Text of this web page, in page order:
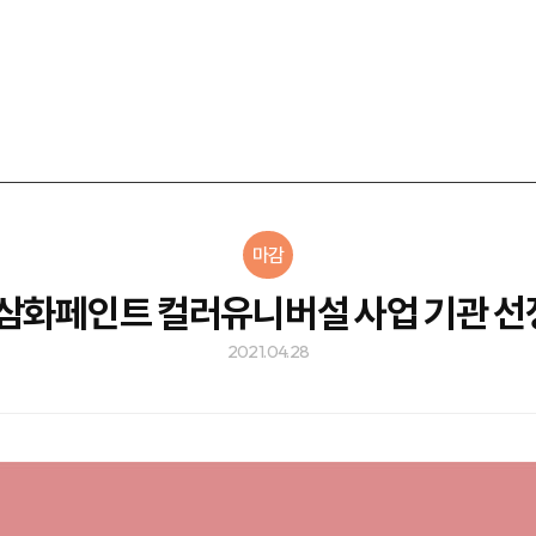
마감
화페인트 컬러유니버설 사업 기관 선
2021.04.28